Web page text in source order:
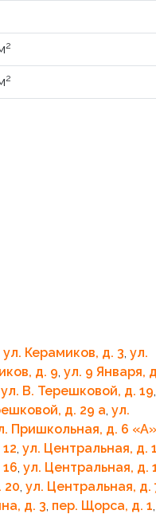
2
2
ул. Керамиков, д. 3, ул.
д. 9, ул. 9 Января,
ул. В. Терешковой, д. 19,
д. 29 а, ул.
Пришкольная, д. 6 «A»
, ул. Центральная, д.
, ул. Центральная, д.
20, ул. Центральная, д.
д. 3, пер. Щорса, д. 1,